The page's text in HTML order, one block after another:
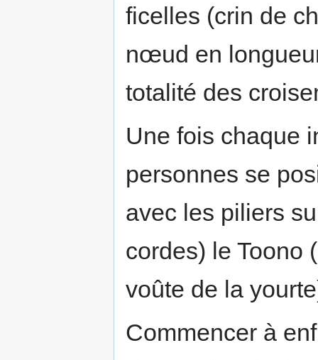
ficelles (crin de
nœud en
totalité des
Une fois chaque
personnes se
avec les piliers
cordes) le Toono
voûte de la
Commencer à